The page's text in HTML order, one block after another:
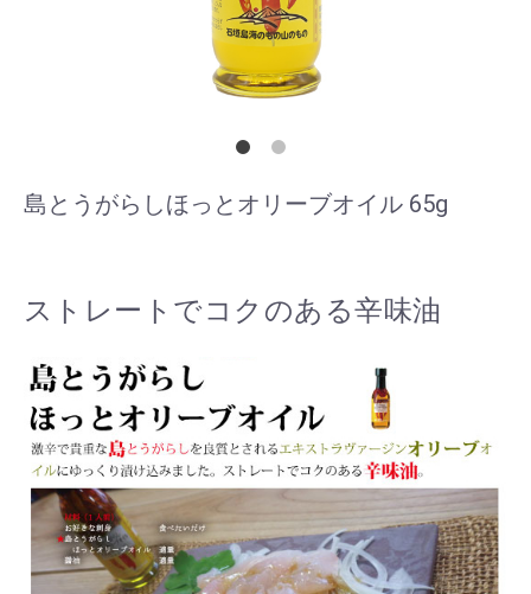
島とうがらしほっとオリーブオイル 65g
ストレートでコクのある辛味油